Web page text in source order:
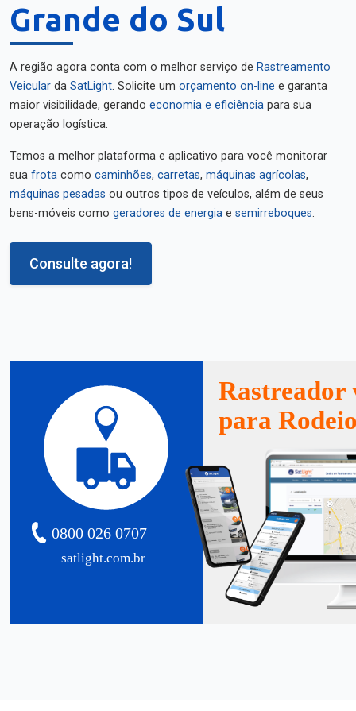
Grande do Sul
A região agora conta com o melhor serviço de Rastreamento
Veicular da SatLight. Solicite um orçamento on-line e garanta
maior visibilidade, gerando economia e eficiência para sua
operação logística.
Temos a melhor plataforma e aplicativo para você monitorar
sua frota como caminhões, carretas, máquinas agrícolas,
máquinas pesadas ou outros tipos de veículos, além de seus
bens-móveis como geradores de energia e semirreboques.
Consulte agora!
satlight.com.br
0800 026 0707
Rastreador
para